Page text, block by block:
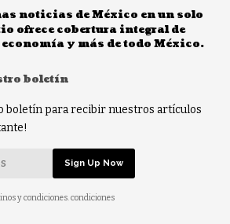
noticias de México en un solo
ofrece cobertura integral de
y más de todo México.
boletín
boletín para recibir nuestros artículos
y condiciones. condiciones